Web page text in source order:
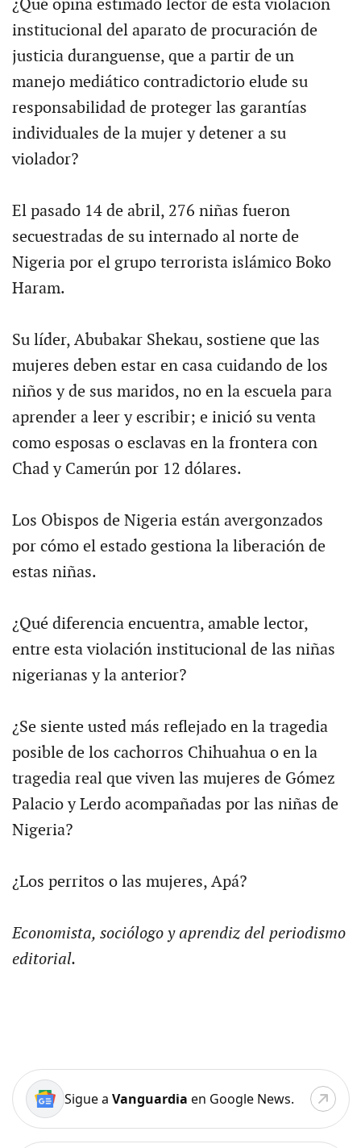
¿Qué opina estimado lector de esta violación
institucional del aparato de procuración de
justicia duranguense, que a partir de un
manejo mediático contradictorio elude su
responsabilidad de proteger las garantías
individuales de la mujer y detener a su
violador?
El pasado 14 de abril, 276 niñas fueron
secuestradas de su internado al norte de
Nigeria por el grupo terrorista islámico Boko
Haram.
Su líder, Abubakar Shekau, sostiene que las
mujeres deben estar en casa cuidando de los
niños y de sus maridos, no en la escuela para
aprender a leer y escribir; e inició su venta
como esposas o esclavas en la frontera con
Chad y Camerún por 12 dólares.
Los Obispos de Nigeria están avergonzados
por cómo el estado gestiona la liberación de
estas niñas.
¿Qué diferencia encuentra, amable lector,
entre esta violación institucional de las niñas
nigerianas y la anterior?
¿Se siente usted más reflejado en la tragedia
posible de los cachorros Chihuahua o en la
tragedia real que viven las mujeres de Gómez
Palacio y Lerdo acompañadas por las niñas de
Nigeria?
¿Los perritos o las mujeres, Apá?
Economista, sociólogo y aprendiz del periodismo
editorial.
Sigue a Vanguardia en Google News.